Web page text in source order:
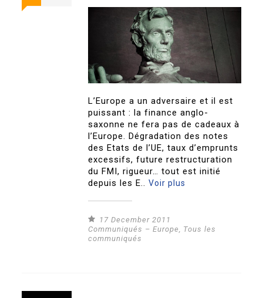
L’Europe a un adversaire et il est
puissant : la finance anglo-
saxonne ne fera pas de cadeaux à
l’Europe. Dégradation des notes
des Etats de l’UE, taux d’emprunts
excessifs, future restructuration
du FMI, rigueur… tout est initié
depuis les E..Voir plus
17 December 2011
Communiqués – Europe, Tous les
communiqués